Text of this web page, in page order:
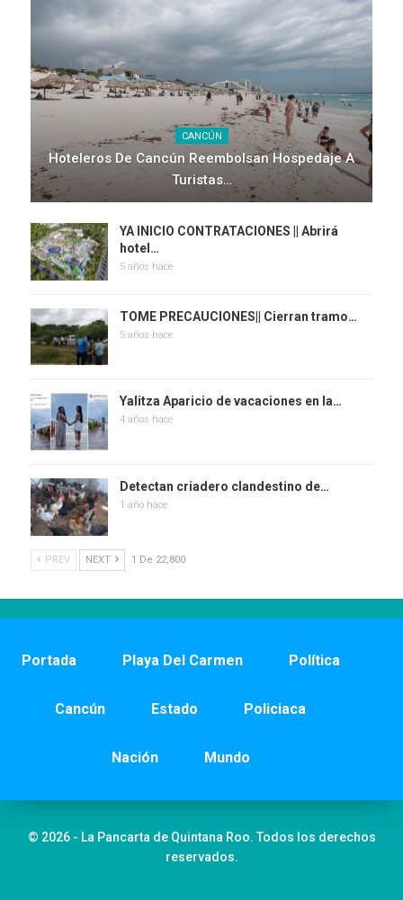
CANCÚN
Hoteleros De Cancún Reembolsan Hospedaje A
Turistas…
YA INICIO CONTRATACIONES || Abrirá
hotel…
5 años hace
TOME PRECAUCIONES|| Cierran tramo…
5 años hace
Yalitza Aparicio de vacaciones en la…
4 años hace
Detectan criadero clandestino de…
1 año hace
PREV NEXT 1 De 22,800
Portada Playa Del Carmen Política
Cancún Estado Policiaca
Nación Mundo
© 2026 - La Pancarta de Quintana Roo. Todos los derechos
reservados.